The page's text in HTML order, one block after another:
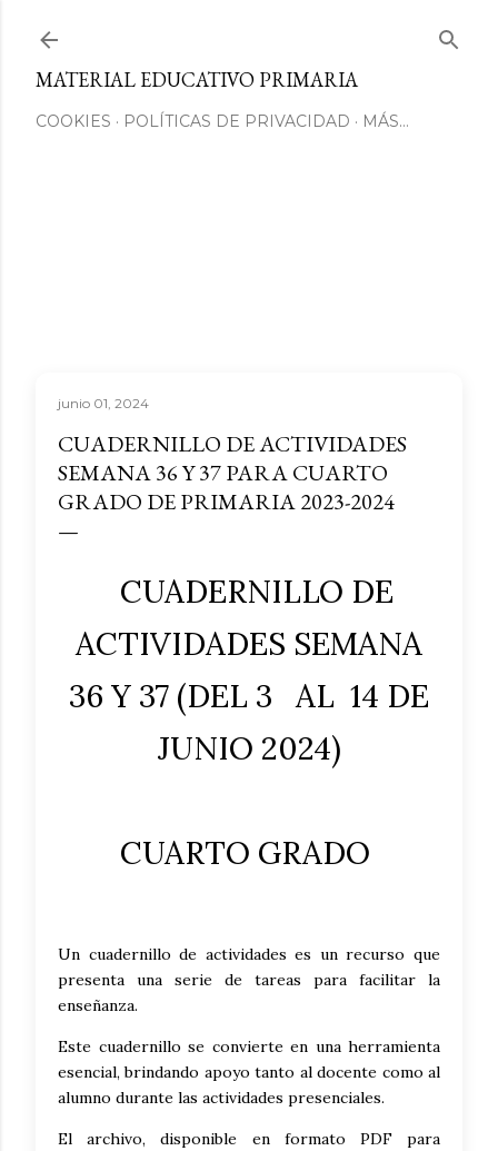
MATERIAL EDUCATIVO PRIMARIA
COOKIES POLÍTICAS DE PRIVACIDAD MÁS…
junio 01, 2024
CUADERNILLO DE ACTIVIDADES
SEMANA 36 Y 37 PARA CUARTO
GRADO DE PRIMARIA 2023-2024
CUADERNILLO DE
ACTIVIDADES SEMANA
36 Y 37 (DEL 3 AL 14 DE
JUNIO 2024)
CUARTO GRADO
Un cuadernillo de actividades es un recurso que
presenta una serie de tareas para facilitar la
enseñanza.
Este cuadernillo se convierte en una herramienta
esencial, brindando apoyo tanto al docente como al
alumno durante las actividades presenciales.
El archivo, disponible en formato PDF para